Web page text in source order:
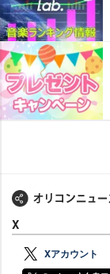
X
Xアカウント